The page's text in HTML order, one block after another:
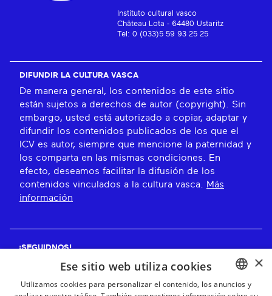
Instituto cultural vasco
Château Lota - 64480 Ustaritz
Tel: 0 (033)5 59 93 25 25
DIFUNDIR LA CULTURA VASCA
De manera general, los contenidos de este sitio
están sujetos a derechos de autor (copyright). Sin
embargo, usted está autorizado a copiar, adaptar y
difundir los contenidos publicados de los que el
ICV es autor, siempre que mencione la paternidad y
los comparta en las mismas condiciones. En
efecto, deseamos facilitar la difusión de los
contenidos vinculados a la cultura vasca. Más
información
¡SEGUIDNOS!
×
Ese sitio web utiliza cookies
Utilizamos cookies para personalizar el contenido, los anuncios y